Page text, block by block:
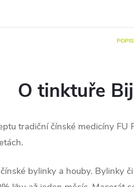
O tinktuře
tradiční čínské medicíny
bylinky a houby. Bylinky